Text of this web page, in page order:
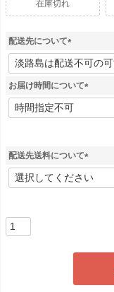
在庫切れ
配送先について
(
必
須
お届け時間について
(
配送先送料について
(
必